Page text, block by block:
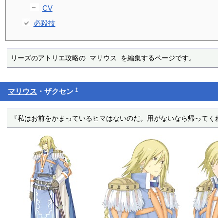
CV
必殺技
リーズのアトリエ攻略の マリウス を編集するページです。
マリウス ・ザクセン†
『私はお前をかまっているヒマはないのだ。用がないなら帰ってく